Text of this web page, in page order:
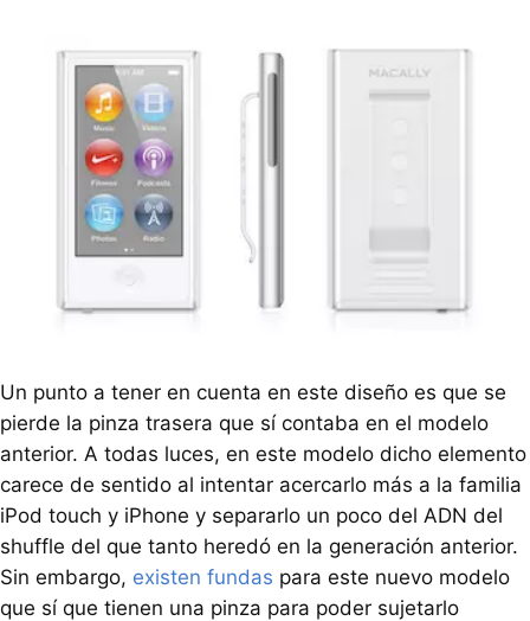
Un punto a tener en cuenta en este diseño es que se
pierde la pinza trasera que sí contaba en el modelo
anterior. A todas luces, en este modelo dicho elemento
carece de sentido al intentar acercarlo más a la familia
iPod touch y iPhone y separarlo un poco del ADN del
shuffle del que tanto heredó en la generación anterior.
Sin embargo, existen fundas para este nuevo modelo
que sí que tienen una pinza para poder sujetarlo